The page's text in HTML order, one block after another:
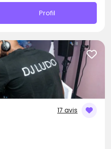
Profil
17 avis